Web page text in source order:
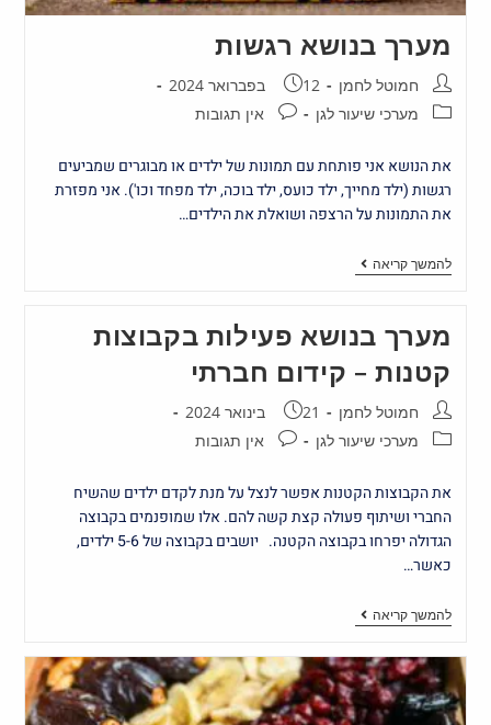
מערך בנושא רגשות
חמוטל לחמן
12 בפברואר 2024
מערכי שיעור לגן
אין תגובות
את הנושא אני פותחת עם תמונות של ילדים או מבוגרים שמביעים
רגשות (ילד מחייך, ילד כועס, ילד בוכה, ילד מפחד וכו'). אני מפזרת
את התמונות על הרצפה ושואלת את הילדים…
להמשך קריאה
מערך בנושא פעילות בקבוצות
קטנות – קידום חברתי
חמוטל לחמן
21 בינואר 2024
מערכי שיעור לגן
אין תגובות
את הקבוצות הקטנות אפשר לנצל על מנת לקדם ילדים שהשיח
החברי ושיתוף פעולה קצת קשה להם. אלו שמופנמים בקבוצה
הגדולה יפרחו בקבוצה הקטנה. יושבים בקבוצה של 5-6 ילדים,
כאשר…
להמשך קריאה